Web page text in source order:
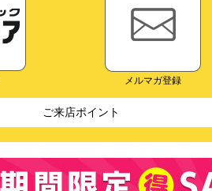
メルマガ登録
ご来店ポイント